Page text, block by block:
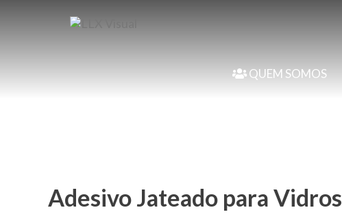
QUEM SOMOS
Adesivo Jateado para Vidros